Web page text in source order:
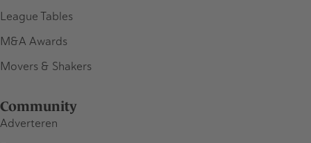
League Tables
M&A Awards
Movers & Shakers
Community
Adverteren